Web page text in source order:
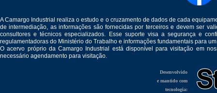
A Camargo Industrial realiza o estudo e o cruzamento de dados de cada
de intermediação, as informações são fornecidas por terceiros e devem ser
consultores e técnicos especializados. Esse suporte visa a segurança e
regulamentadoras do Ministério do Trabalho e informações fundamentais para
O acervo próprio da Camargo Industrial está disponível para visitação em
necessário agendamento para visitação.
Desenvolvido
e mantido com
tecnologia: